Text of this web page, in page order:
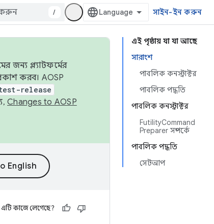
/ সাইন-ইন করুন
এই পৃষ্ঠায় যা যা আছে
সারাংশ
পাবলিক কনস্ট্রাক্টর
পাবলিক পদ্ধতি
পাবলিক কনস্ট্রাক্টর
FutilityCommand
Preparer সম্পর্কে
পাবলিক পদ্ধতি
সেটআপ
জন্য প্ল্যাটফর্মের
করব। AOSP
release
Changes to AOSP
এটি কাজে লেগেছে?